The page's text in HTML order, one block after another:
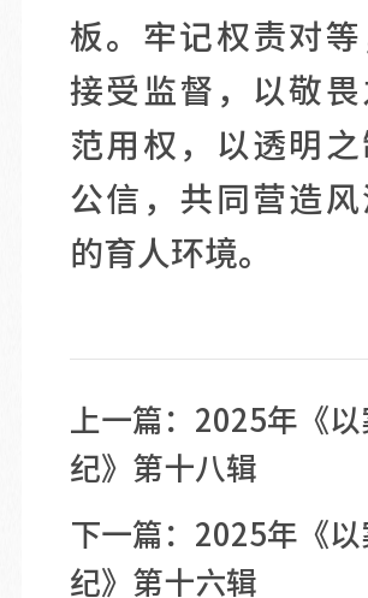
板。牢记权责对等
接受监督，以敬畏
范用权，以透明之
公信，共同营造风
的育人环境。
上一篇： 2025年《以
纪》第十八辑
下一篇： 2025年《以
纪》第十六辑